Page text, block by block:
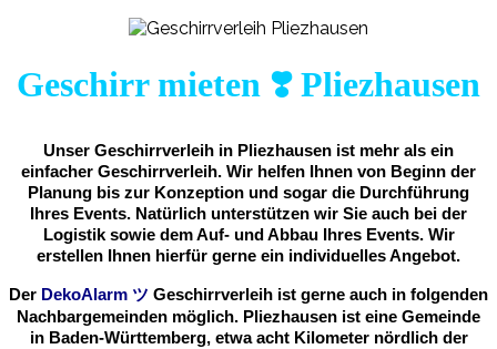
Geschirr mieten ❣️ Pliezhausen
Unser Geschirrverleih in Pliezhausen ist mehr als ein
einfacher Geschirrverleih. Wir helfen Ihnen von Beginn der
Planung bis zur Konzeption und sogar die Durchführung
Ihres Events. Natürlich unterstützen wir Sie auch bei der
Logistik sowie dem Auf- und Abbau Ihres Events. Wir
erstellen Ihnen hierfür gerne ein individuelles Angebot.
Der DekoAlarm ツ Geschirrverleih ist gerne auch in folgenden
Nachbargemeinden möglich. Pliezhausen ist eine Gemeinde
in Baden-Württemberg, etwa acht Kilometer nördlich der